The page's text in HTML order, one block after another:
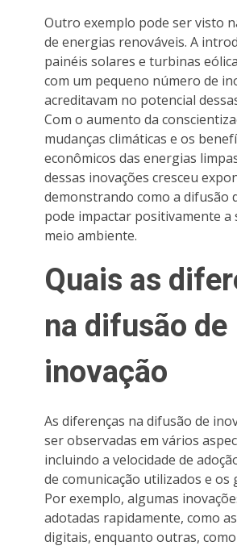
Outro exemplo pode ser visto
de energias renováveis. A
painéis solares e turbinas
com um pequeno número de
acreditavam no potencial
Com o aumento da
mudanças climáticas e os
econômicos das energias
dessas inovações cresceu
demonstrando como a difusão
pode impactar positivamente a
meio ambiente.
Quais as
na difusão de
inovação
As diferenças na difusão de
ser observadas em vários
incluindo a velocidade de
de comunicação utilizados e os
Por exemplo, algumas
adotadas rapidamente, como
digitais, enquanto outras,